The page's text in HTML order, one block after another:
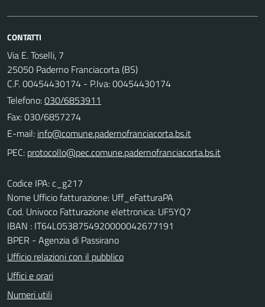
CONTATTI
Via E. Toselli, 7
25050 Paderno Franciacorta (BS)
C.F. 00454430174 - P.Iva: 00454430174
Telefono:030/6853911
Fax: 030/6857274
E-mail:
PEC:
Codice IPA: c_g217
Nome Ufficio fatturazione: Uff_eFatturaPA
Cod. Univoco Fatturazione elettronica: UF5YQ7
IBAN : IT64L0538754920000042677191
BPER - Agenzia di Passirano
Ufficio relazioni con il pubblico
Uffici e orari
Numeri utili